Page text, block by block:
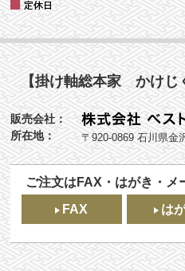
【掛け軸総本家 かけじ
販売会社：
所在地：
〒920-0869 石川県金
ご注文はFAX・はがき・メ
FAX
は